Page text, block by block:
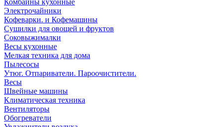
Комбайны кухонные
Электрочайники
Кофеварки. и Кофемашины
Сушилки для овощей и фруктов
Соковыжималки
Весы кухонные
Мелкая техника для дома
Пылесосы
Утюг. Отпариватели. Пароочистители.
Весы
Швейные машины
Климатическая техника
Вентиляторы
Обогреватели